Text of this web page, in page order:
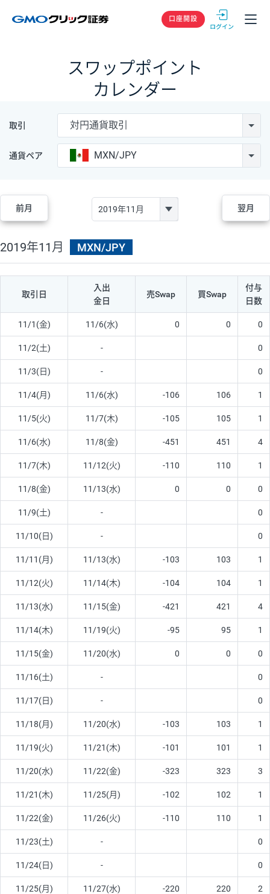
GMOクリック
口座開設
スワップポイント
カレンダー
取引 対円通貨取引
通貨ペア MXN/JPY
前月 翌月
2019年11月 MXN/JPY
取引日
入出
金日
売Swap 買Swap
付与
日数
11/1(金) 11/6(水) 0 0 0
11/2(土) - 0
11/3(日) - 0
11/4(月) 11/6(水) -106 106 1
11/5(火) 11/7(木) -105 105 1
11/6(水) 11/8(金) -451 451 4
11/7(木) 11/12(火) -110 110 1
11/8(金) 11/13(水) 0 0 0
11/9(土) - 0
11/10(日) - 0
11/11(月) 11/13(水) -103 103 1
11/12(火) 11/14(木) -104 104 1
11/13(水) 11/15(金) -421 421 4
11/14(木) 11/19(火) -95 95 1
11/15(金) 11/20(水) 0 0 0
11/16(土) - 0
11/17(日) - 0
11/18(月) 11/20(水) -103 103 1
11/19(火) 11/21(木) -101 101 1
11/20(水) 11/22(金) -323 323 3
11/21(木) 11/25(月) -102 102 1
11/22(金) 11/26(火) -110 110 1
11/23(土) - 0
11/24(日) - 0
11/25(月) 11/27(水) -220 220 2